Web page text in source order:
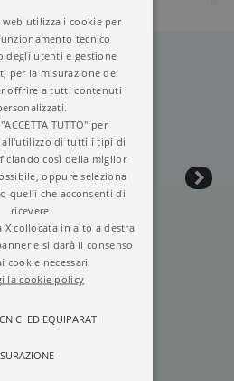
Fondò l’istituto per
per lungo tempo negli
con entusiasmo e
of Fine Arts di
inglese e giapponese. La
fu il primo libro di teoria
DEL TÈ
utilizza i cookie per
tecnico
degli utenti e gestione
per la misurazione del
offrire a tutti contenuti
TUTTO" per
all'utilizzo di tutti i tipi di
così della miglior
oppure seleziona
quelli che acconsenti di
ricevere.
X collocata in alto a destra
e si darà il consenso
cookie necessari.
la cookie policy
ED EQUIPARATI